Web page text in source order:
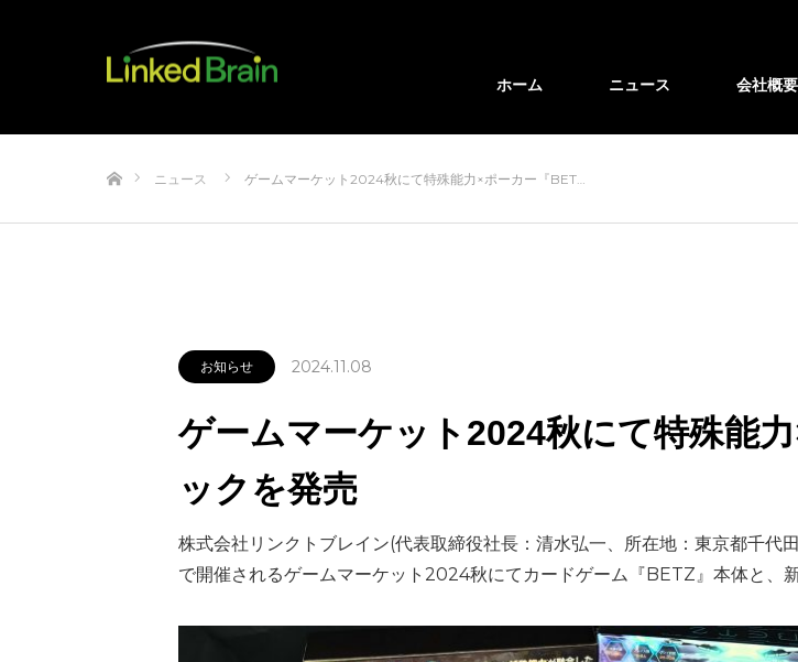
ホーム ニュース 会社概要
ニュース ゲームマーケット2024秋にて特殊能力×ポーカー『BET…
お知らせ 2024.11.08
ゲームマーケット2024秋にて特殊能
ックを発売
株式会社リンクトブレイン(代表取締役社長：清水弘一、所在地：東京都千代
で開催されるゲームマーケット2024秋にてカードゲーム『BETZ』本体と、